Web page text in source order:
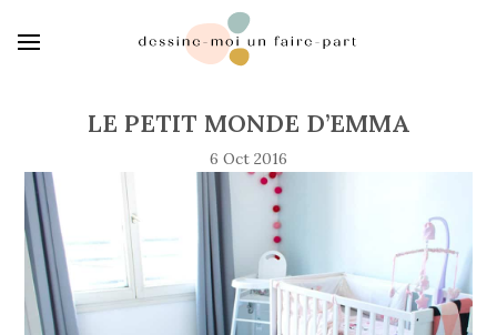
LE PETIT MONDE D’EMMA
6 Oct 2016